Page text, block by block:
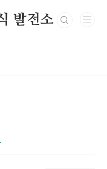
발전소